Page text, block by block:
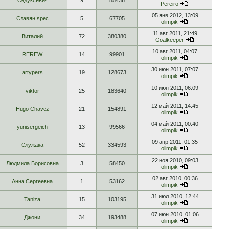
Pereiro
Славян.spec 5 67705
05 янв 2012, 13:09
olimpik
Виталий 72 380380
11 авг 2011, 21:49
Goalkeeper
REREW 14 99901
10 авг 2011, 04:07
olimpik
artypers 19 128673
30 июн 2011, 07:07
olimpik
viktor 25 183640
10 июн 2011, 06:09
olimpik
Hugo Chavez 21 154891
12 май 2011, 14:45
olimpik
yuriisergeich 13 99566
04 май 2011, 00:40
olimpik
Служака 52 334593
09 апр 2011, 01:35
olimpik
Людмила Борисовна 3 58450
22 ноя 2010, 09:03
olimpik
Анна Сергеевна 1 53162
02 авг 2010, 00:36
olimpik
Taniza 15 103195
31 июл 2010, 12:44
olimpik
Джони 34 193488
07 июн 2010, 01:06
olimpik